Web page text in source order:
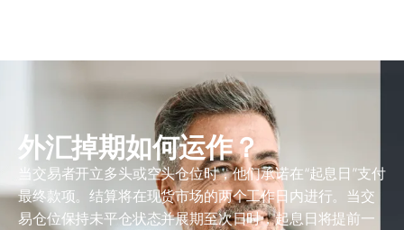
外汇掉期如何运作？
当交易者开立多头或空头仓位时，他们承诺在“起息日”支付
最终款项。结算将在现货市场的两个工作日内进行。当交
易仓位保持未平仓状态并展期至次日时，起息日将提前一